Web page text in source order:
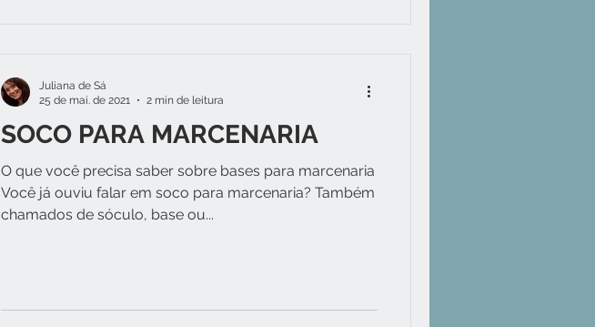
SOCO PARA MARCENARIA
O que você precisa saber sobre bases para marcenaria
Você já ouviu falar em soco para marcenaria? Também
chamados de sóculo, base ou...
Juliana de Sá
25 de mai. de 2021
2 min de leitura